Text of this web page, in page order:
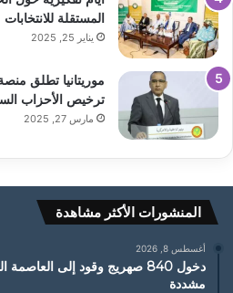
المستقلة للانتخابات
يناير 25, 2025
موريتانيا تطلق
ترخيص الأحزاب
مارس 27, 2025
المنشورات الأكثر مشاهدة
أغسطس 8, 2026
دخول 840 صهريج وقود إلى
مشددة